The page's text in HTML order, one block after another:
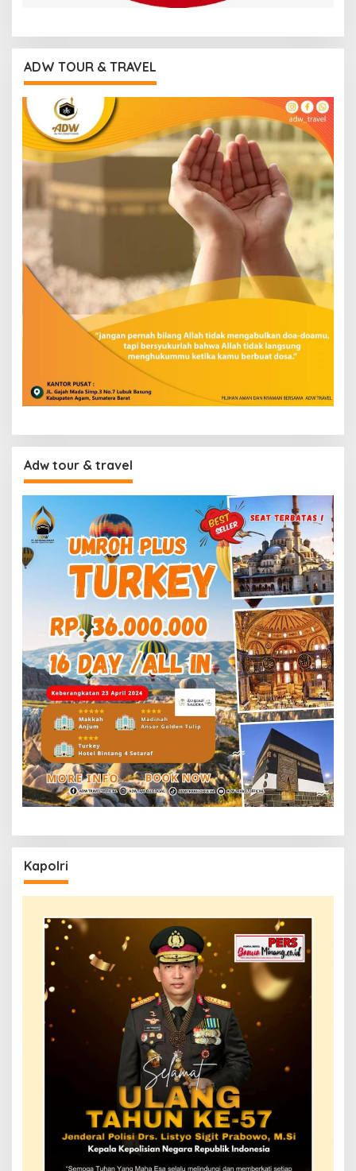
ADW TOUR & TRAVEL
Adw tour & travel
Kapolri